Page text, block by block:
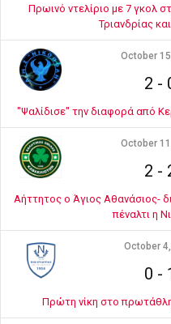
Πρωινό ντελίριο με 7 γκολ
Τριανδρίας
October
2 -
"Ψαλίδισε" την διαφορά από
October
2 -
Αήττητος ο Άγιος Αθανάσιος-
πέναλτι η
October
0 -
Πρώτη νίκη στο